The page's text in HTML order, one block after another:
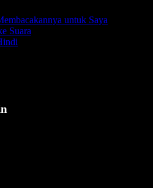
untuk Saya
Suara